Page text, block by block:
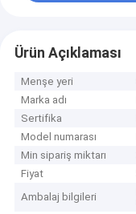
Ürün Açıklaması
Menşe yeri
Marka adı
Sertifika
Model numarası
Min sipariş miktarı
Fiyat
Ambalaj bilgileri